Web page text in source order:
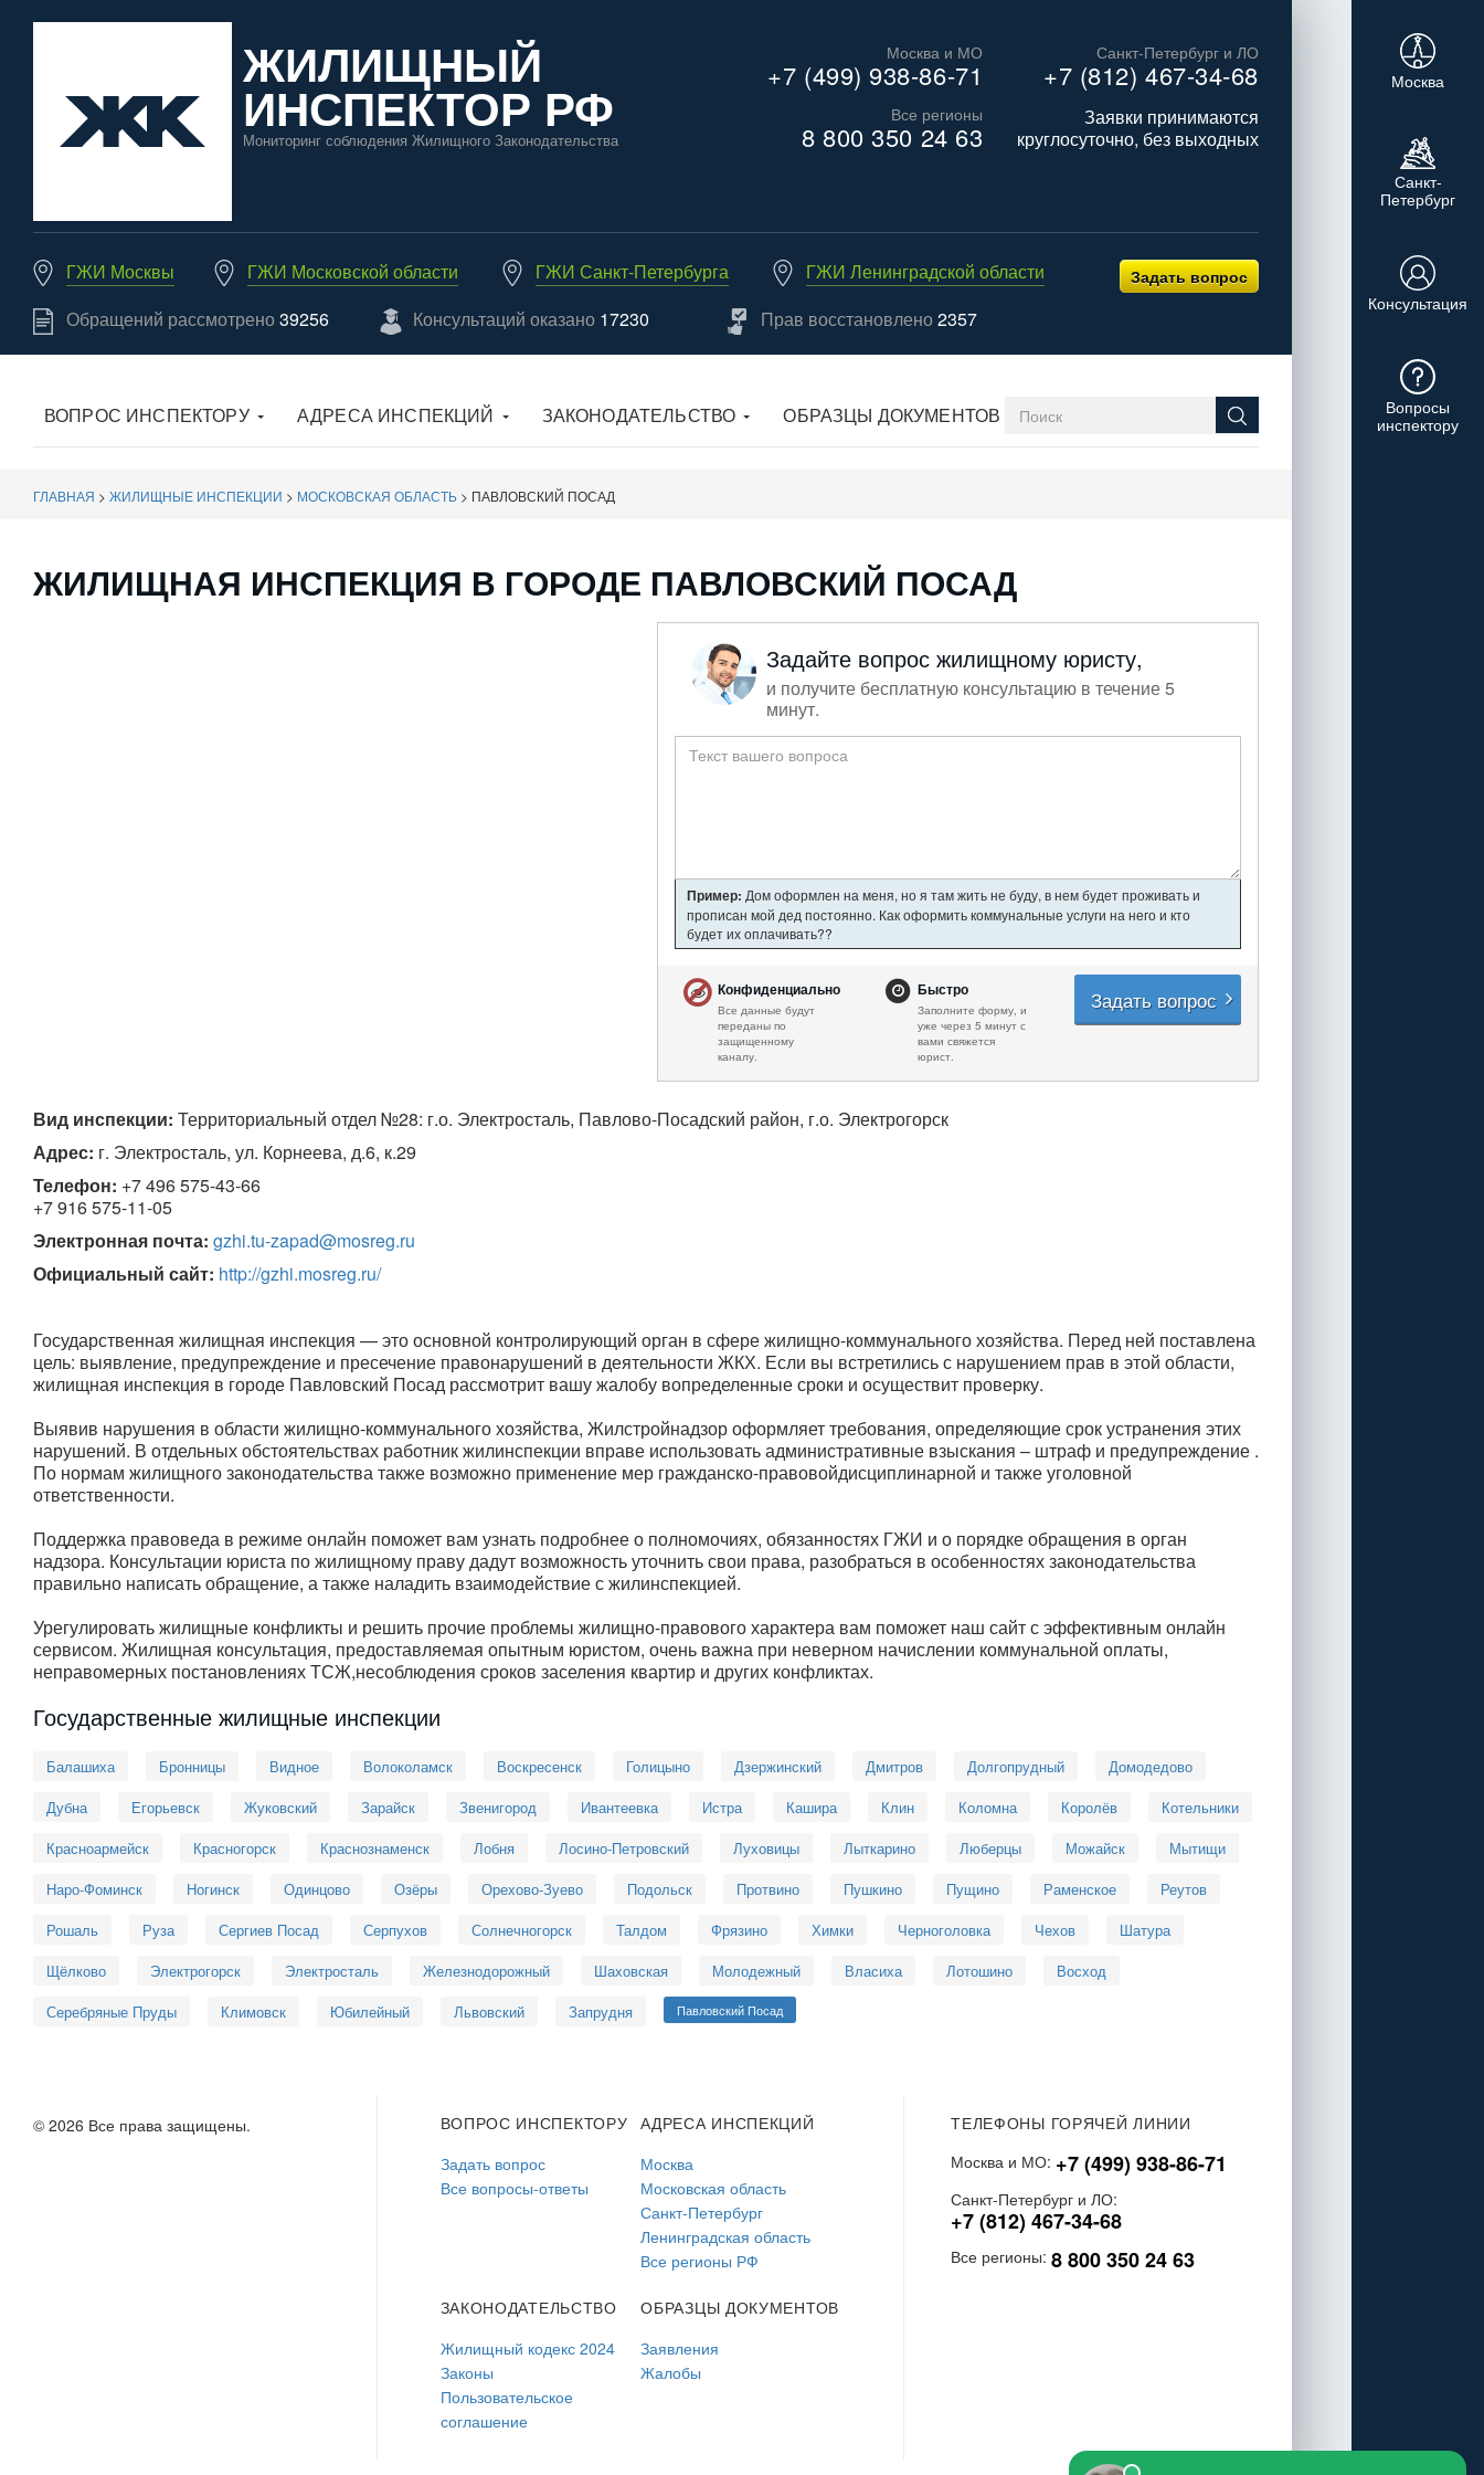
ЖИЛИЩНЫЙ
ИНСПЕКТОР РФ
Мониторинг соблюдения Жилищного Законодательства
Москва и МО
+7 (499) 938-86-71
Санкт-Петербург и ЛО
+7 (812) 467-34-68
Все регионы
8 800 350 24 63
Заявки принимаются
круглосуточно, без выходных
ГЖИ Москвы ГЖИ Московской области ГЖИ Санкт-Петербурга
ГЖИ Ленинградской области
Обращений рассмотрено39256 Консультаций оказано 17230 Прав восстановлено2357
Задать вопрос
ВОПРОС ИНСПЕКТОРУ АДРЕСА ИНСПЕКЦИЙ ЗАКОНОДАТЕЛЬСТВО ОБРАЗЦЫ ДОКУМЕНТОВ
ГЛАВНАЯ > ЖИЛИЩНЫЕ ИНСПЕКЦИИ > МОСКОВСКАЯ ОБЛАСТЬ > ПАВЛОВСКИЙ ПОСАД
ЖИЛИЩНАЯ ИНСПЕКЦИЯ В ГОРОДЕ ПАВЛОВСКИЙ ПОСАД
Задайте вопрос жилищному юристу,
и получите бесплатную консультацию в течение 5
минут.
Пример: Дом оформлен на меня, но я там жить не буду, в нем будет проживать и
прописан мой дед постоянно. Как оформить коммунальные услуги на него и кто
будет их оплачивать??
Конфиденциально
Все данные будут
переданы по
защищенному
каналу.
Быстро
Заполните форму, и
уже через 5 минут с
вами свяжется
юрист.
Задать вопрос
Вид инспекции: Территориальный отдел №28: г.о. Электросталь, Павлово-Посадский район, г.о. Электрогорск
Адрес: г. Электросталь, ул. Корнеева, д.6, к.29
Телефон: +7 496 575-43-66
+7 916 575-11-05
Электронная почта: gzhi.tu-zapad@mosreg.ru
Официальный сайт: http://gzhi.mosreg.ru/
Государственная жилищная инспекция — это основной контролирующий орган в сфере жилищно-коммунального хозяйства. Перед ней поставлена
цель: выявление, предупреждение и пресечение правонарушений в деятельности ЖКХ. Если вы встретились с нарушением прав в этой области,
жилищная инспекция в городе Павловский Посад рассмотрит вашу жалобу вопределенные сроки и осуществит проверку.
Выявив нарушения в области жилищно-коммунального хозяйства, Жилстройнадзор оформляет требования, определяющие срок устранения этих
нарушений. В отдельных обстоятельствах работник жилинспекции вправе использовать административные взыскания – штраф и предупреждение .
По нормам жилищного законодательства также возможно применение мер гражданско-правовойдисциплинарной и также уголовной
ответственности.
Поддержка правоведа в режиме онлайн поможет вам узнать подробнее о полномочиях, обязанностях ГЖИ и о порядке обращения в орган
надзора. Консультации юриста по жилищному праву дадут возможность уточнить свои права, разобраться в особенностях законодательства
правильно написать обращение, а также наладить взаимодействие с жилинспекцией.
Урегулировать жилищные конфликты и решить прочие проблемы жилищно-правового характера вам поможет наш сайт с эффективным онлайн
сервисом. Жилищная консультация, предоставляемая опытным юристом, очень важна при неверном начислении коммунальной оплаты,
неправомерных постановлениях ТСЖ,несоблюдения сроков заселения квартир и других конфликтах.
Государственные жилищные инспекции
Балашиха Бронницы Видное Волоколамск Воскресенск Голицыно Дзержинский Дмитров Долгопрудный
Домодедово
Дубна
Егорьевск Жуковский Зарайск Звенигород Ивантеевка Истра Кашира Клин Коломна Королёв
Котельники
Красноармейск
Красногорск Краснознаменск Лобня Лосино-Петровский Луховицы Лыткарино Люберцы Можайск
Мытищи
Наро-Фоминск
Ногинск Одинцово Озёры Орехово-Зуево Подольск Протвино Пушкино Пущино Раменское
Реутов
Рошаль
Руза Сергиев Посад Серпухов Солнечногорск Талдом Фрязино Химки Черноголовка Чехов
Шатура
Щёлково
Электрогорск Электросталь Железнодорожный Шаховская Молодежный Власиха Лотошино
Восход
Серебряные Пруды
Климовск Юбилейный Львовский Запрудня Павловский Посад
© 2026 Все права защищены.
ВОПРОС ИНСПЕКТОРУ
Задать вопрос
Все вопросы-ответы
АДРЕСА ИНСПЕКЦИЙ
Москва
Московская область
Санкт-Петербург
Ленинградская область
Все регионы РФ
ЗАКОНОДАТЕЛЬСТВО
Жилищный кодекс 2024
Законы
Пользовательское
соглашение
ОБРАЗЦЫ ДОКУМЕНТОВ
Заявления
Жалобы
ТЕЛЕФОНЫ ГОРЯЧЕЙ ЛИНИИ
Москва и МО: +7 (499) 938-86-71
Санкт-Петербург и ЛО:
+7 (812) 467-34-68
Все регионы:8 800 350 24 63
Москва
Санкт-
Петербург
Консультация
Вопросы
инспектору